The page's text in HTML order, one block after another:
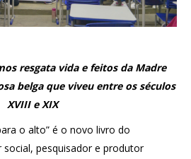
resgata vida e feitos da Madre
belga que viveu entre os séculos
XVIII e XIX
o alto” é o novo livro do
pesquisador e produtor